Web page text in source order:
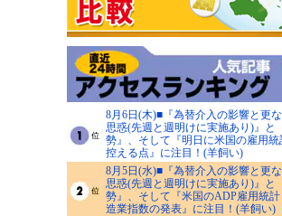
8月6日(木)■『為替介入の影響と更
思惑(先週と週明けに実施あり)』と
勢』、そして『明日に米国の雇用統
控える点』に注目！(羊飼い)
8月5日(水)■『為替介入の影響と更
思惑(先週と週明けに実施あり)』と
勢』、そして『米国のADP雇用統
造業指数の発表』に注目！(羊飼い)